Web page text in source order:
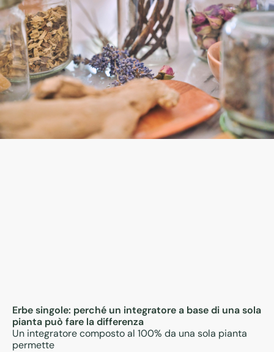
Erbe singole: perché un integratore a base di una sola
pianta può fare la differenza
Un integratore composto al 100% da una sola pianta
permette